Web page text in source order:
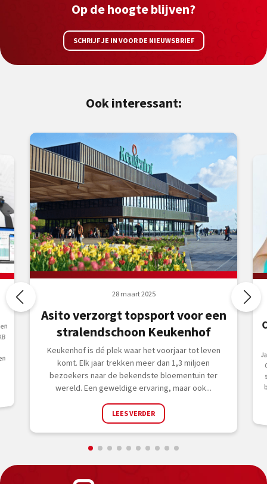
Op de hoogte blijven?
SCHRIJF JE IN VOOR DE NIEUWSBRIEF
Ook interessant:
28 maart 2025
Asito verzorgt topsport voor een
stralendschoon Keukenhof
Keukenhof is dé plek waar het voorjaar tot leven
komt. Elk jaar trekken meer dan 1,3 miljoen
bezoekers naar de bekendste bloementuin ter
wereld. Een geweldige ervaring, maar ook...
LEES VERDER